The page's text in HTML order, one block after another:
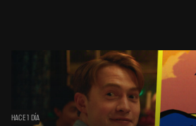
HACE 1 DÍA